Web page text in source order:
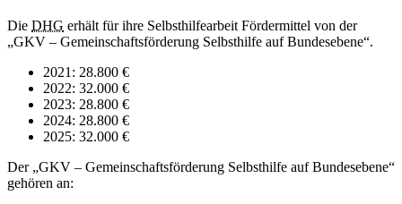
Die DHG erhält für ihre Selbsthilfearbeit Fördermittel von der
„GKV – Gemeinschaftsförderung Selbsthilfe auf Bundesebene“.
2021: 28.800 €
2022: 32.000 €
2023: 28.800 €
2024: 28.800 €
2025: 32.000 €
Der „GKV – Gemeinschaftsförderung Selbsthilfe auf Bundesebene“
gehören an: